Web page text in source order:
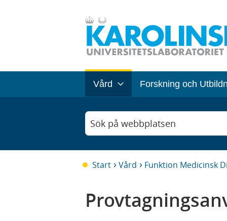
Vård Forskning och
Sök på webbplatsen
Start Vård Funktion Medicinsk